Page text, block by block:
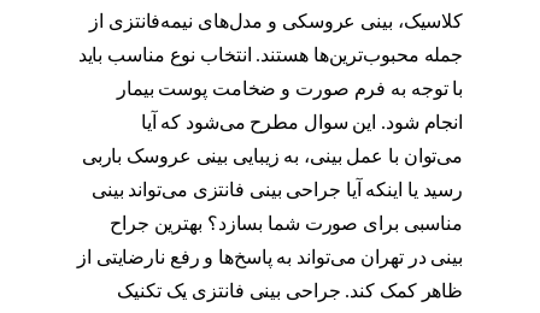
کلاسیک، بینی عروسکی و مدل‌های نیمه‌فانتزی از
جمله محبوب‌ترین‌ها هستند. انتخاب نوع مناسب باید
با توجه به فرم صورت و ضخامت پوست بیمار
انجام شود. این سوال مطرح می‌شود که آیا
می‌توان با عمل بینی، به زیبایی بینی عروسک باربی
رسید یا اینکه آیا جراحی بینی فانتزی می‌تواند بینی
مناسبی برای صورت شما بسازد؟ بهترین جراح
بینی در تهران می‌تواند به پاسخ‌ها و رفع نارضایتی از
ظاهر کمک کند. جراحی بینی فانتزی یک تکنیک